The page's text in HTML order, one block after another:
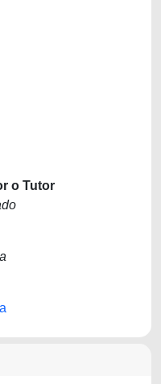
o Tutor